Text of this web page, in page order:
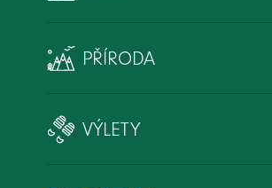
PŘÍRODA
VÝLETY